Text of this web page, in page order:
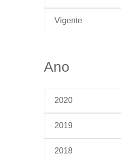
Vigente
Ano
2020
2019
2018